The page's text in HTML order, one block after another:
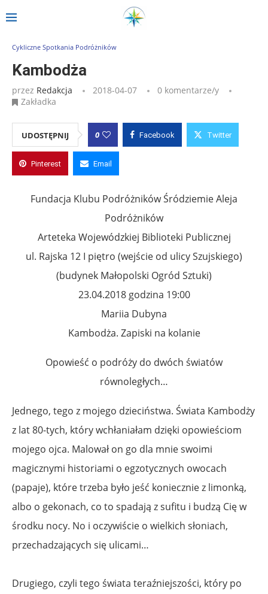
Strona główna Kambodża
Cykliczne Spotkania Podróżników
Kambodża
przez Redakcja 2018-04-07
0 komentarze/y
Zakładka
UDOSTĘPNIJ 0 Facebook Twitter
Pinterest Email
Fundacja Klubu Podróżników Śródziemie Aleja
Podróżników
Arteteka Wojewódzkiej Biblioteki Publicznej
ul. Rajska 12 I piętro (wejście od ulicy Szujskiego)
(budynek Małopolski Ogród Sztuki)
23.04.2018 godzina 19:00
Mariia Dubyna
Kambodża. Zapiski na kolanie
Opowieść o podróży do dwóch światów
równoległych…
Jednego, tego z mojego dzieciństwa. Świata Kambodży
z lat 80-tych, który wchłaniałam dzięki opowieściom
mojego ojca. Malował on go dla mnie swoimi
magicznymi historiami o egzotycznych owocach
(papaje), które trzeba było jeść koniecznie z limonką,
albo o gekonach, co to spadają z sufitu i budzą Cię w
środku nocy. No i oczywiście o wielkich słoniach,
przechadzających się ulicami…
Drugiego, czyli tego świata teraźniejszości, który po